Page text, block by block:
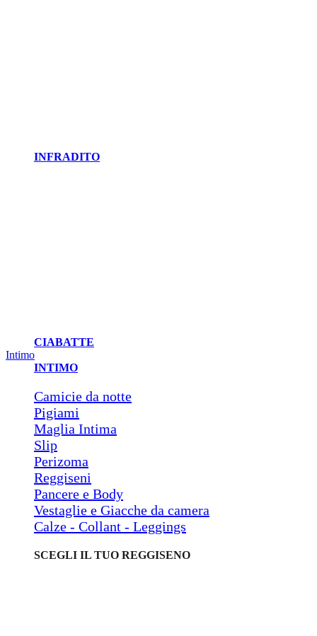
INFRADITO
CIABATTE
Intimo
INTIMO
Camicie da notte
Pigiami
Maglia Intima
Slip
Perizoma
Reggiseni
Pancere e Body
Vestaglie e Giacche da camera
Calze - Collant - Leggings
SCEGLI IL TUO REGGISENO